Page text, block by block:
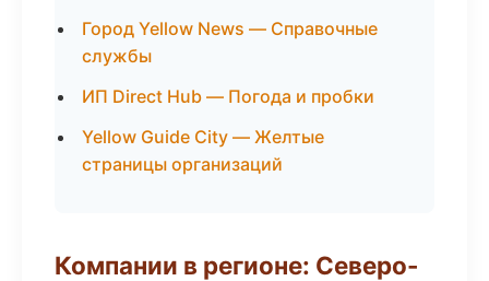
Город Yellow News — Справочные
службы
ИП Direct Hub — Погода и пробки
Yellow Guide City — Желтые
страницы организаций
Компании в регионе: Северо-